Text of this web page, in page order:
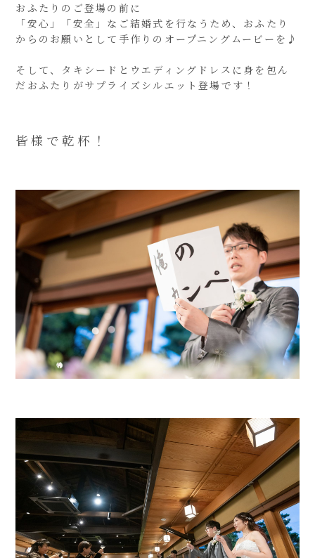
おふたりのご登場の前に
「安心」「安全」なご結婚式を行なうため、おふたり
からのお願いとして手作りのオープニングムービーを♪
そして、タキシードとウエディングドレスに身を包ん
だおふたりがサプライズシルエット登場です！
皆様で乾杯！